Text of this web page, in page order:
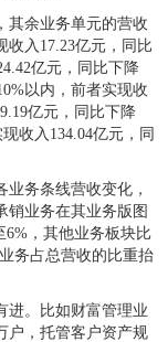
其余业务单元的营收
入17.23亿元，同比
亿元，同比下降
以内，前者实现收
亿元，同比下降
收入134.04亿元，同
务条线营收变化，
销业务在其业务版图
，其他业务板块比
务占总营收的比重抬
进。比如财富管理业
户，托管客户资产规